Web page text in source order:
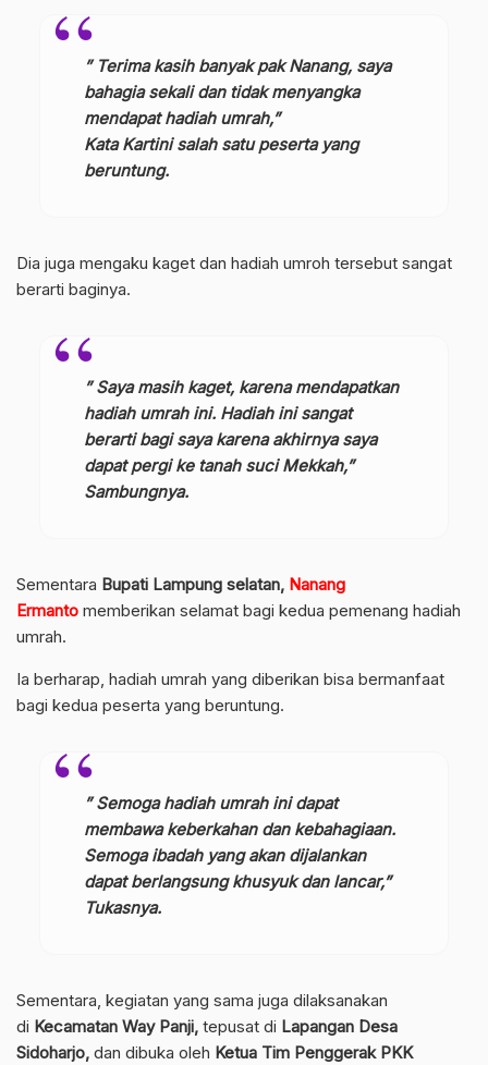
” Terima kasih banyak pak Nanang, saya
bahagia sekali dan tidak menyangka
mendapat hadiah umrah,”
Kata Kartini salah satu peserta yang
beruntung.
Dia juga mengaku kaget dan hadiah umroh tersebut sangat
berarti baginya.
” Saya masih kaget, karena mendapatkan
hadiah umrah ini. Hadiah ini sangat
berarti bagi saya karena akhirnya saya
dapat pergi ke tanah suci Mekkah,”
Sambungnya.
Sementara Bupati Lampung selatan, Nanang
Ermanto memberikan selamat bagi kedua pemenang hadiah
umrah.
Ia berharap, hadiah umrah yang diberikan bisa bermanfaat
bagi kedua peserta yang beruntung.
” Semoga hadiah umrah ini dapat
membawa keberkahan dan kebahagiaan.
Semoga ibadah yang akan dijalankan
dapat berlangsung khusyuk dan lancar,”
Tukasnya.
Sementara, kegiatan yang sama juga dilaksanakan
di Kecamatan Way Panji, tepusat di Lapangan Desa
Sidoharjo, dan dibuka oleh Ketua Tim Penggerak PKK